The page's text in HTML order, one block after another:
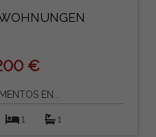
€
EN...
1 1